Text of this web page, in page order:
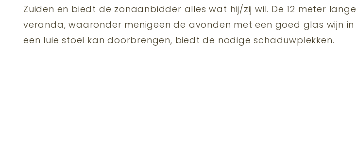
Zuiden en biedt de zonaanbidder alles wat hij/zij wil. De 12 meter lange
veranda, waaronder menigeen de avonden met een goed glas wijn in
een luie stoel kan doorbrengen, biedt de nodige schaduwplekken.